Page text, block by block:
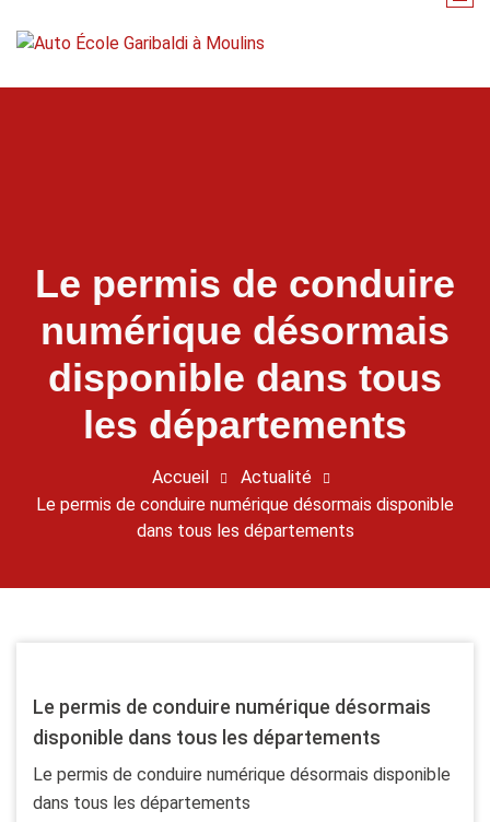
Le permis de conduire
numérique désormais
disponible dans tous
les départements
Accueil
Actualité
Le permis de conduire numérique désormais disponible
dans tous les départements
Le permis de conduire numérique désormais
disponible dans tous les départements
Le permis de conduire numérique désormais disponible
dans tous les départements